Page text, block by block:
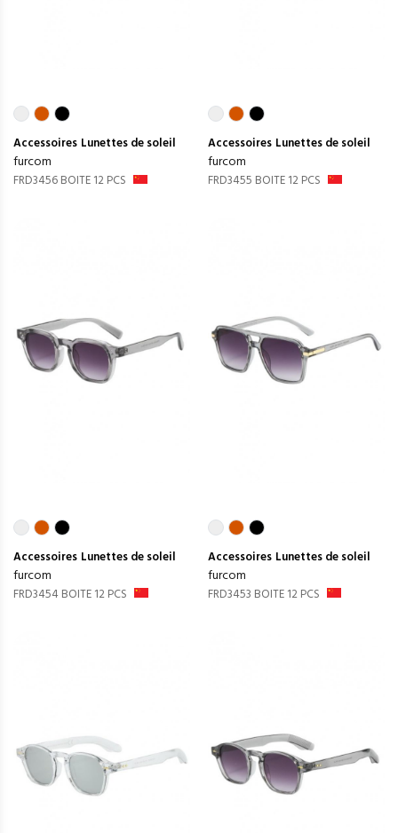
Accessoires Lunettes de soleil
furcom
FRD3456 BOITE 12 PCS
Accessoires Lunettes de soleil
furcom
FRD3455 BOITE 12 PCS
Accessoires Lunettes de soleil
furcom
FRD3454 BOITE 12 PCS
Accessoires Lunettes de soleil
furcom
FRD3453 BOITE 12 PCS